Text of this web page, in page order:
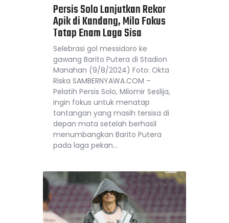
Persis Solo Lanjutkan Rekor
Apik di Kandang, Milo Fokus
Tatap Enam Laga Sisa
Selebrasi gol messidoro ke
gawang Barito Putera di Stadion
Manahan (9/8/2024) Foto: Okta
Riska SAMBERNYAWA.COM –
Pelatih Persis Solo, Milomir Seslija,
ingin fokus untuk menatap
tantangan yang masih tersisa di
depan mata setelah berhasil
menumbangkan Barito Putera
pada laga pekan…